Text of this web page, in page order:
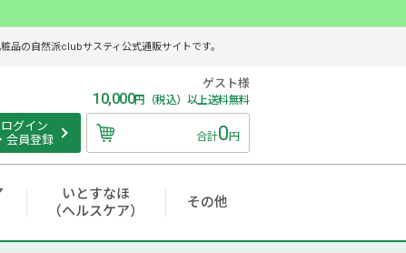
品の自然派clubサスティ公式通販サイトです。
ログイン
・会員登録
ゲスト様
10,000円（税込）以上送料無料
合計0円
いとすなほ
（ヘルスケア）
その他